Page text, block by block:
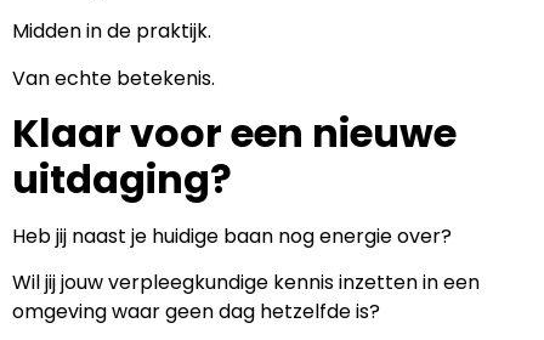
Midden in de praktijk.
Van echte betekenis.
Klaar voor een nieuwe
uitdaging?
Heb jij naast je huidige baan nog energie over?
Wil jij jouw verpleegkundige kennis inzetten in een
omgeving waar geen dag hetzelfde is?